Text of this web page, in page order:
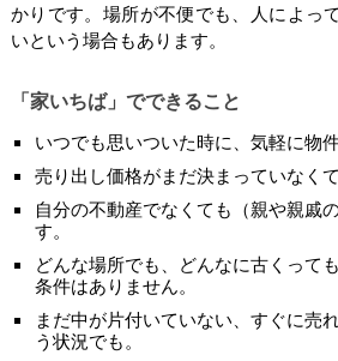
かりです。場所が不便でも、人によっ
いという場合もあります。
「家いちば」でできること
いつでも思いついた時に、気軽に物
売り出し価格がまだ決まっていなく
自分の不動産でなくても（親や親戚
す。
どんな場所でも、どんなに古くって
条件はありません。
まだ中が片付いていない、すぐに売
う状況でも。